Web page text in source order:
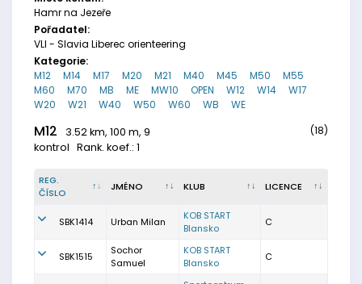
Hamr na Jezeře
Pořadatel:
VLI - Slavia Liberec orienteering
Kategorie:
M12
M14 M17 M20 M21 M40 M45 M50
M55
M60
M70 MB ME MW10 OPEN W12 W14
W17
W20
W21 W40 W50 W60 WB WE
M12
3.52 km, 100 m, 9
kontrol Rank. koef.: 1
(18)
REG.
ČÍSLO
JMÉNO KLUB LICENCE
SBK1414 Urban Milan
KOB START
Blansko
C
SBK1515
Sochor
Samuel
KOB START
Blansko
C